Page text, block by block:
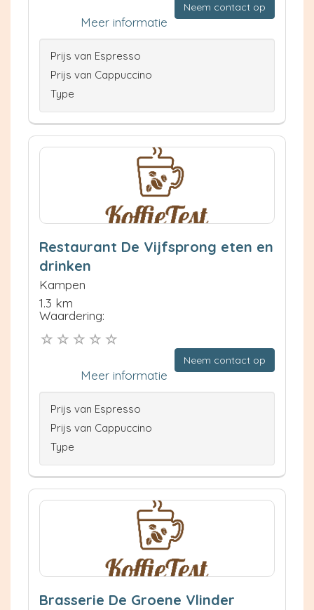
Neem contact op
Meer informatie
Prijs van Espresso
Prijs van Cappuccino
Type
Restaurant De Vijfsprong eten en
drinken
Kampen
1.3 km
Waardering:
Neem contact op
Meer informatie
Prijs van Espresso
Prijs van Cappuccino
Type
Brasserie De Groene Vlinder